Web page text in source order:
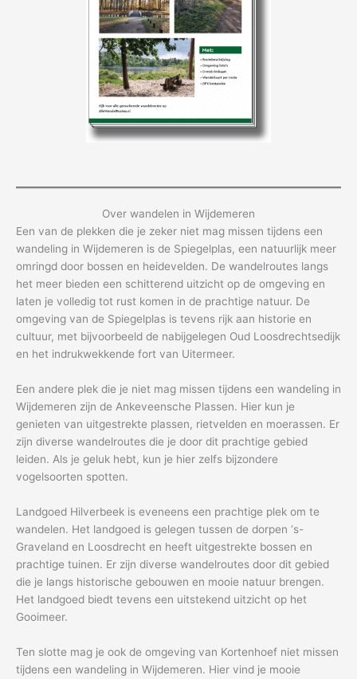
Over wandelen in Wijdemeren
Een van de plekken die je zeker niet mag missen tijdens een
wandeling in Wijdemeren is de Spiegelplas, een natuurlijk meer
omringd door bossen en heidevelden. De wandelroutes langs
het meer bieden een schitterend uitzicht op de omgeving en
laten je volledig tot rust komen in de prachtige natuur. De
omgeving van de Spiegelplas is tevens rijk aan historie en
cultuur, met bijvoorbeeld de nabijgelegen Oud Loosdrechtsedijk
en het indrukwekkende fort van Uitermeer.
Een andere plek die je niet mag missen tijdens een wandeling in
Wijdemeren zijn de Ankeveensche Plassen. Hier kun je
genieten van uitgestrekte plassen, rietvelden en moerassen. Er
zijn diverse wandelroutes die je door dit prachtige gebied
leiden. Als je geluk hebt, kun je hier zelfs bijzondere
vogelsoorten spotten.
Landgoed Hilverbeek is eveneens een prachtige plek om te
wandelen. Het landgoed is gelegen tussen de dorpen ‘s-
Graveland en Loosdrecht en heeft uitgestrekte bossen en
prachtige tuinen. Er zijn diverse wandelroutes door dit gebied
die je langs historische gebouwen en mooie natuur brengen.
Het landgoed biedt tevens een uitstekend uitzicht op het
Gooimeer.
Ten slotte mag je ook de omgeving van Kortenhoef niet missen
tijdens een wandeling in Wijdemeren. Hier vind je mooie